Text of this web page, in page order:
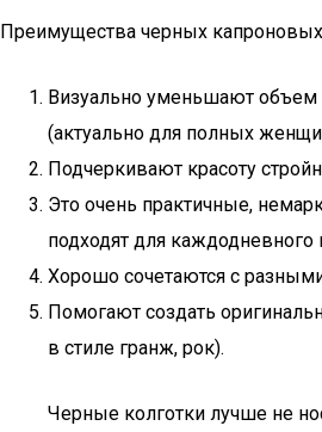
Преимущества черных
Визуально уменьшают объем
(актуально для полных
Подчеркивают красоту
Это очень практичные,
подходят для каждодневного
Хорошо сочетаются с
Помогают создать
в стиле гранж, рок).
Черные колготки лучше не